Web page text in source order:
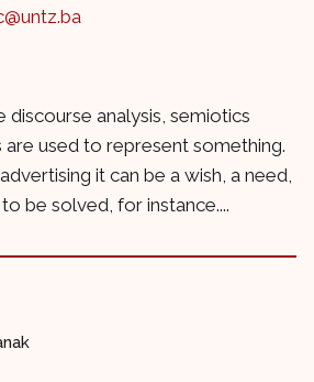
discourse analysis, semiotics
are used to represent something.
it can be a wish, a need,
be solved, for instance....